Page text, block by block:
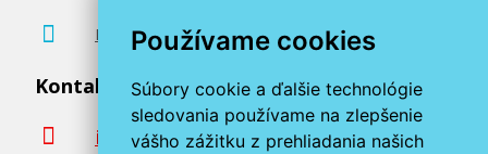
Používame cookies
Súbory cookie a ďalšie technológie
sledovania používame na zlepšenie
vášho zážitku z prehliadania našich
Poradenstvo zadarmo
Kontaktujte nás
info@miroluk.sk